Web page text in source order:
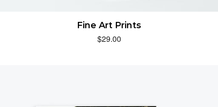
Fine Art Prints
$29.00